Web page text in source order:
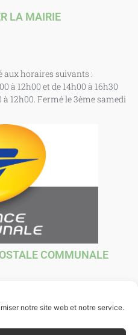
notre site web et notre service.
LA MAIRIE
aux horaires suivants :
à 12h00 et de 14h00 à 16h30
12h00. Fermé le 3ème samedi
COMMUNALE